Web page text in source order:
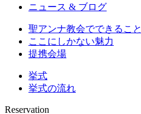
ニュース & ブログ
聖アンナ教会でできること
ここにしかない魅力
提携会場
挙式
挙式の流れ
Reservation